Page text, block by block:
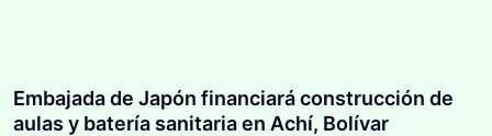
Embajada de Japón financiará construcción de
aulas y batería sanitaria en Achí, Bolívar